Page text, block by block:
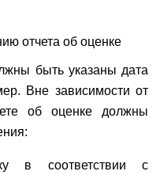
отчета об оценке
быть указаны дата
Вне зависимости от
об оценке должны
в соответствии с